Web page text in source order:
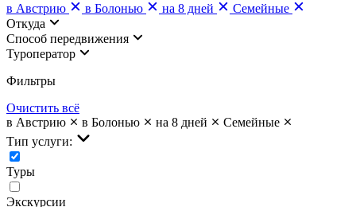
в Австрию
в Болонью на 8 дней
Семейные
Откуда
Cпособ передвижения
Туроператор
Фильтры
Очистить всё
в Австрию
в Болонью на 8 дней
Семейные
Тип услуги:
Туры
Экскурсии